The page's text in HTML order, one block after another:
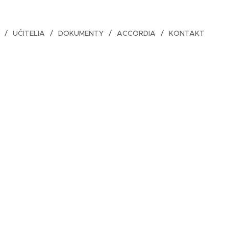
UČITELIA DOKUMENTY ACCORDIA KONTAKT